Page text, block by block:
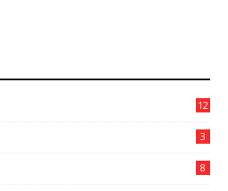
12
3
8